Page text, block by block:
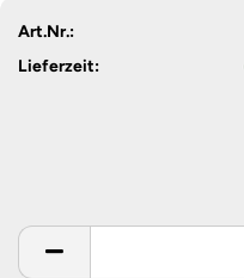
Art.Nr.:
Lieferzeit: